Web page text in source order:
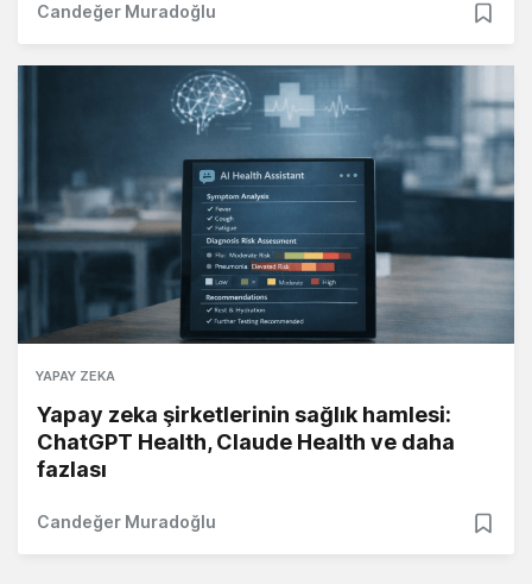
Candeğer Muradoğlu
YAPAY ZEKA
Yapay zeka şirketlerinin sağlık hamlesi:
ChatGPT Health, Claude Health ve daha
fazlası
Candeğer Muradoğlu